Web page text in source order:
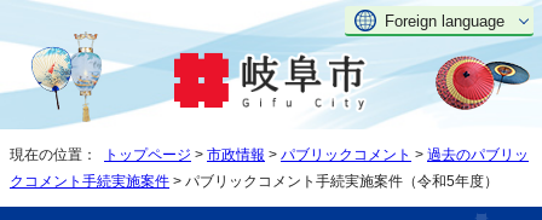
Foreign language
現在の位置： トップページ > 市政情報 > パブリックコメント > 過去のパブリッ
クコメント手続実施案件 > パブリックコメント手続実施案件（令和5年度）